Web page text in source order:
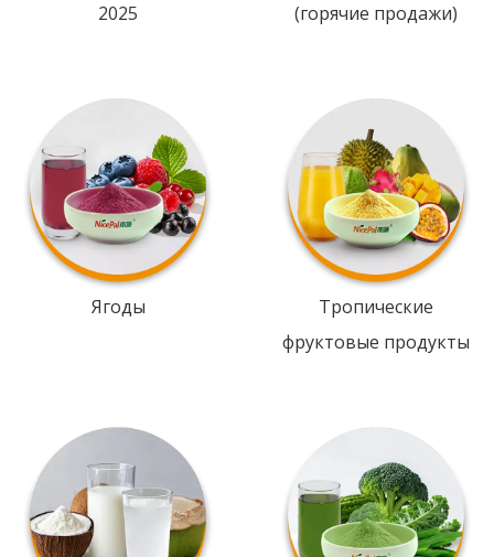
2025
(горячие продажи)
Ягоды
Тропические
фруктовые продукты